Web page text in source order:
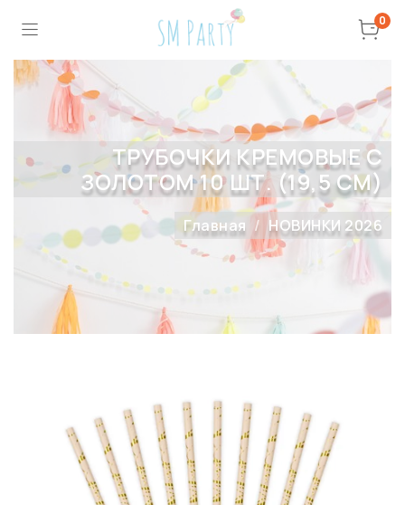
0
ТРУБОЧКИ КРЕМОВЫЕ С
ЗОЛОТОМ 10 ШТ. (19,5 СМ)
Главная НОВИНКИ 2026